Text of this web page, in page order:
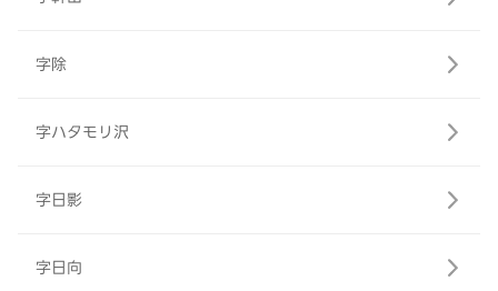
字除
字ハタモリ沢
字日影
字日向